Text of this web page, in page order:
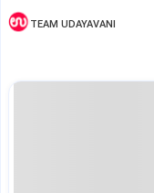
TEAM UDAYAVANI